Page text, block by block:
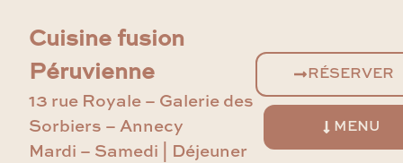
Cuisine fusion
Péruvienne
13 rue Royale – Galerie des
Sorbiers – Annecy
Mardi – Samedi | Déjeuner
RÉSERVER
MENU